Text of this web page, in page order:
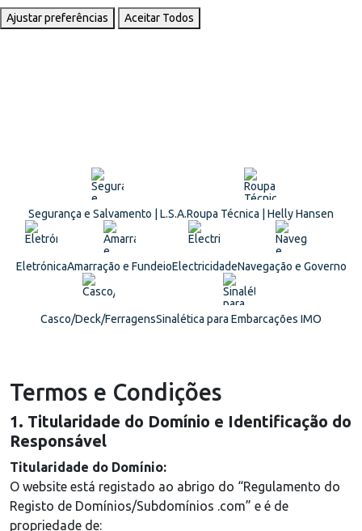
Ajustar preferências Aceitar Todos
Segurança e Salvamento | L.S.A.Roupa Técnica | Helly Hansen
EletrónicaAmarração e FundeioElectricidadeNavegação e Governo
Casco/Deck/FerragensSinalética para Embarcações IMO
Termos e Condições
1. Titularidade do Domínio e Identificação do
Responsável
Titularidade do Domínio:
O website está registado ao abrigo do “Regulamento do
Registo de Domínios/Subdomínios .com” e é de
propriedade de: